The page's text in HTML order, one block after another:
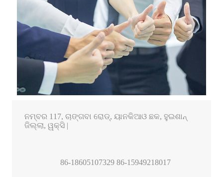
ନମ୍ବର 117, ଚାଙ୍ଗବା ରୋଡ୍, ୟାନକିଆଓ ଛକ, ହୁଇଶାନ୍
ଜିଲ୍ଲା, ୱକ୍ସି |
86-18605107329 86-15949218017